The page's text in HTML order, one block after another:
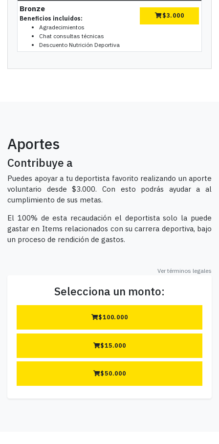
Bronze
Beneficios incluidos:
Agradecimientos
Chat consultas técnicas
Descuento Nutrición Deportiva
$3.000
Aportes
Contribuye a
Puedes apoyar a tu deportista favorito realizando un aporte
voluntario desde $3.000. Con esto podrás ayudar a al
cumplimiento de sus metas.
El 100% de esta recaudación el deportista solo la puede
gastar en Items relacionados con su carrera deportiva, bajo
un proceso de rendición de gastos.
Ver términos legales
Selecciona un monto:
$100.000
$15.000
$50.000